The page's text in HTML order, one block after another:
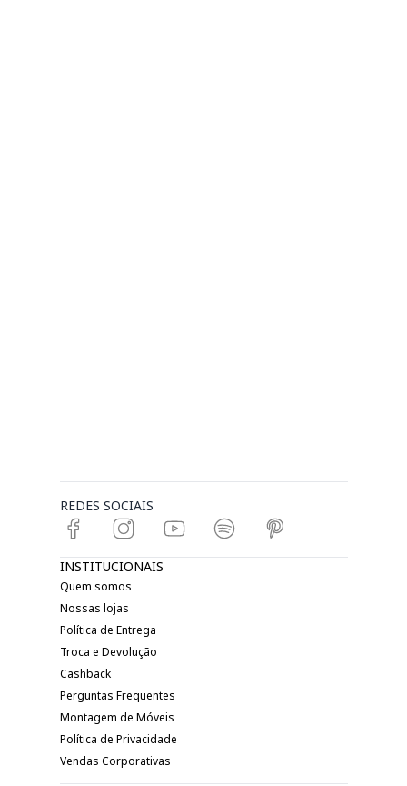
REDES SOCIAIS
INSTITUCIONAIS
Quem somos
Nossas lojas
Política de Entrega
Troca e Devolução
Cashback
Perguntas Frequentes
Montagem de Móveis
Política de Privacidade
Vendas Corporativas